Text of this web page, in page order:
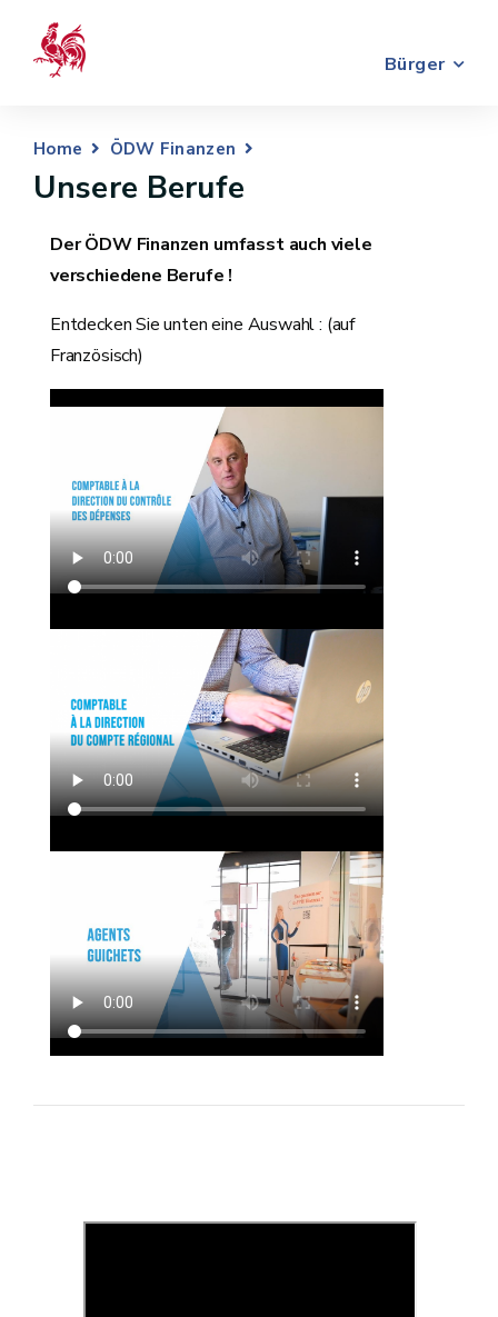
Bürger
Home ÖDW Finanzen
Unsere Berufe
Der ÖDW Finanzen umfasst auch viele
verschiedene Berufe !
Entdecken Sie unten eine Auswahl : (auf
Französisch)